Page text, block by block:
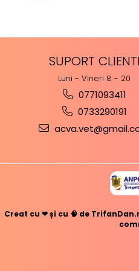
SUPORT CLIENTI
Luni - Vineri 8 - 20
0771093411
0733290191
Creat cu ❤ și cu 🧠 de